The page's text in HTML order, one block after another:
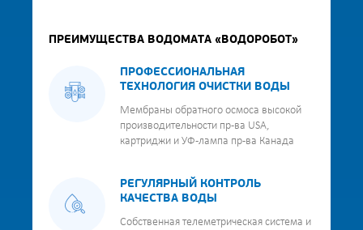
ПРЕИМУЩЕСТВА ВОДОМАТА «ВОДОРОБОТ»
ПРОФЕССИОНАЛЬНАЯ
ТЕХНОЛОГИЯ ОЧИСТКИ ВОДЫ
Мембраны обратного осмоса высокой
производительности пр-ва USA,
картриджи и УФ-лампа пр-ва Канада
РЕГУЛЯРНЫЙ КОНТРОЛЬ
КАЧЕСТВА ВОДЫ
Собственная телеметрическая система и